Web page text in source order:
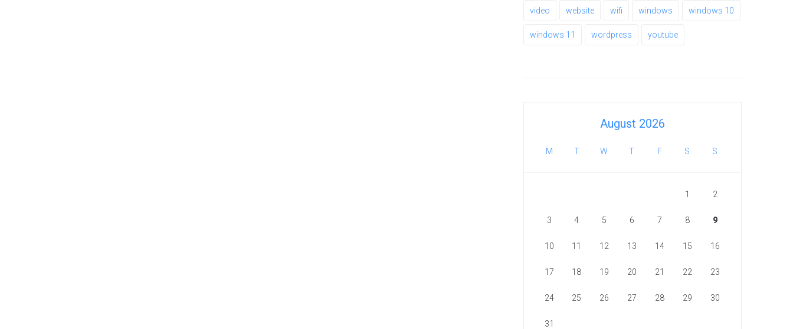
video website wifi windows windows 10
windows 11 wordpress youtube
August 2026
M T W T F S S
1 2
3 4 5 6 7 8 9
10 11 12 13 14 15 16
17 18 19 20 21 22 23
24 25 26 27 28 29 30
31